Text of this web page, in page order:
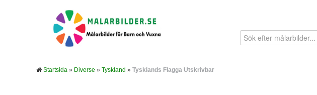
Startsida » Diverse » Tyskland » Tysklands Flagga Utskrivbar